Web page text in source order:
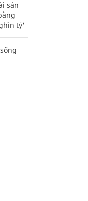
sản
tỷ'